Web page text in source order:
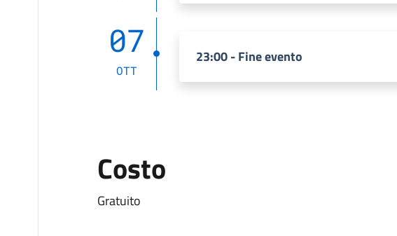
07
OTT
23:00 - Fine evento
Costo
Gratuito